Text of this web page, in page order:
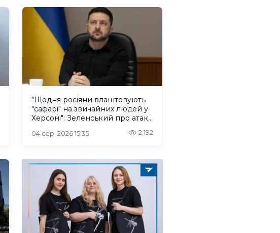
"Щодня росіяни влаштовують
"сафарі" на звичайних людей у
Херсоні": Зеленський про атаку
04 сер. 2026 15:35 2,192